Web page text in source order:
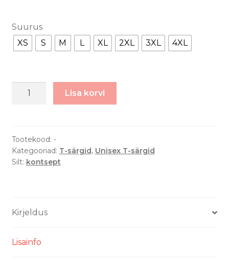
Suurus
XS
S M L XL 2XL 3XL 4XL
surve(illance)
särk
kogus
Lisa korvi
Tootekood: -
Kategooriad: T-särgid, Unisex T-särgid
Silt: kontsept
Kirjeldus
Lisainfo